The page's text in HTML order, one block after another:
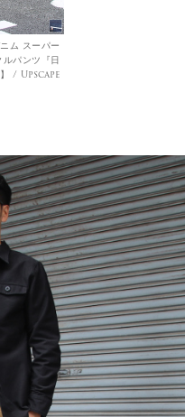
ム スーパー
パンツ『日
/ Upscape